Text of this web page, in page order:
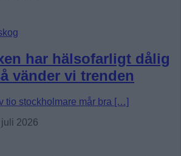
har hälsofarligt dålig
vänder vi trenden
tio stockholmare mår bra […]
2026